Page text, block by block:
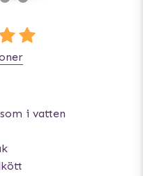
i vatten